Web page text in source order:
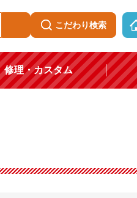
こだわり検索
修理・カスタム